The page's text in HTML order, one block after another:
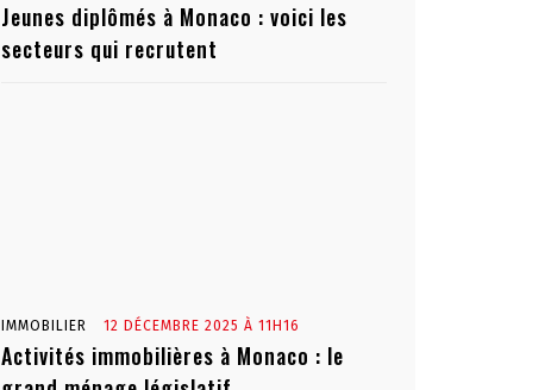
Jeunes diplômés à Monaco : voici les
secteurs qui recrutent
IMMOBILIER 12 DÉCEMBRE 2025 À 11H16
Activités immobilières à Monaco : le